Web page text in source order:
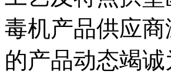
毒机产品供应
的产品动态竭